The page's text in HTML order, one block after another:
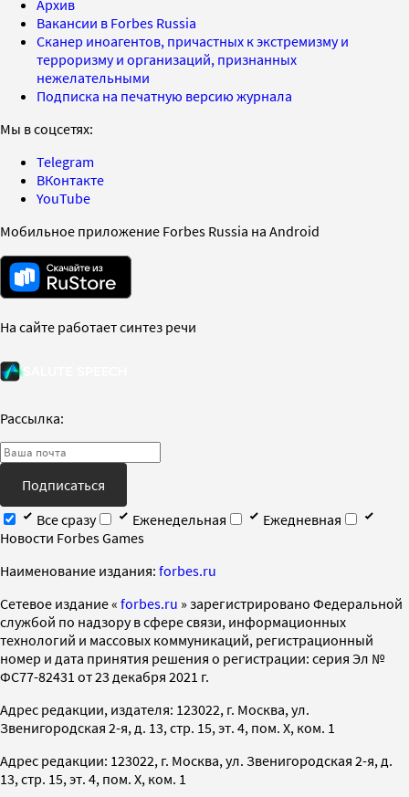
Архив
Вакансии в Forbes Russia
Сканер иноагентов, причастных к экстремизму и
терроризму и организаций, признанных
нежелательными
Подписка на печатную версию журнала
Мы в соцсетях:
Telegram
ВКонтакте
YouTube
Мобильное приложение Forbes Russia на Android
На сайте работает синтез речи
Рассылка:
Подписаться
Все сразу
Еженедельная
Ежедневная
Новости Forbes Games
Наименование издания: forbes.ru
Cетевое издание « forbes.ru » зарегистрировано Федеральной
службой по надзору в сфере связи, информационных
технологий и массовых коммуникаций, регистрационный
номер и дата принятия решения о регистрации: серия Эл №
ФС77-82431 от 23 декабря 2021 г.
Адрес редакции, издателя: 123022, г. Москва, ул.
Звенигородская 2-я, д. 13, стр. 15, эт. 4, пом. X, ком. 1
Адрес редакции: 123022, г. Москва, ул. Звенигородская 2-я, д.
13, стр. 15, эт. 4, пом. X, ком. 1